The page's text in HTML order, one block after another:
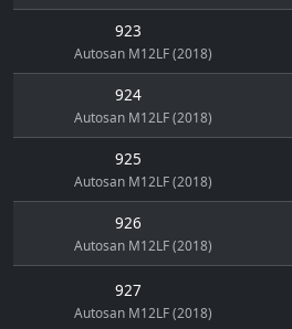
923
Autosan M12LF (2018)
924
Autosan M12LF (2018)
925
Autosan M12LF (2018)
926
Autosan M12LF (2018)
927
Autosan M12LF (2018)